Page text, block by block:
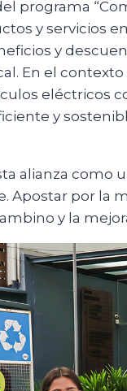
programa
y servicios
y
En el
eléctricos
y
alianza
Apostar por la
y la